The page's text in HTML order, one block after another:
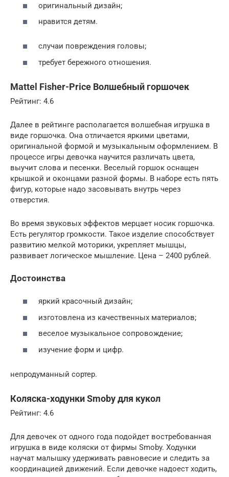
оригинальный дизайн;
нравится детям.
случаи повреждения головы;
требует бережного отношения.
Mattel Fisher-Price Волшебный горшочек
Рейтинг: 4.6
Далее в рейтинге располагается волшебная игрушка в
виде горшочка. Она отличается яркими цветами,
оригинальной формой и музыкальным оформлением. В
процессе игры девочка научится различать цвета,
выучит слова и песенки. Веселый горшок оснащен
крышкой и оконцами разной формы. В наборе есть пять
фигур, которые надо засовывать внутрь через
отверстия.
Во время звуковых эффектов мерцает носик горшочка.
Есть регулятор громкости. Такое изделие способствует
развитию мелкой моторики, укрепляет мышцы,
развивает логическое мышление. Цена – 2400 рублей.
Достоинства
яркий красочный дизайн;
изготовлена из качественных материалов;
веселое музыкальное сопровождение;
изучение форм и цифр.
непродуманный сортер.
Коляска-ходунки Smoby для кукол
Рейтинг: 4.6
Для девочек от одного года подойдет востребованная
игрушка в виде коляски от фирмы Smoby. Ходунки
научат малышку удерживать равновесие и следить за
координацией движений. Если девочке надоест ходить,